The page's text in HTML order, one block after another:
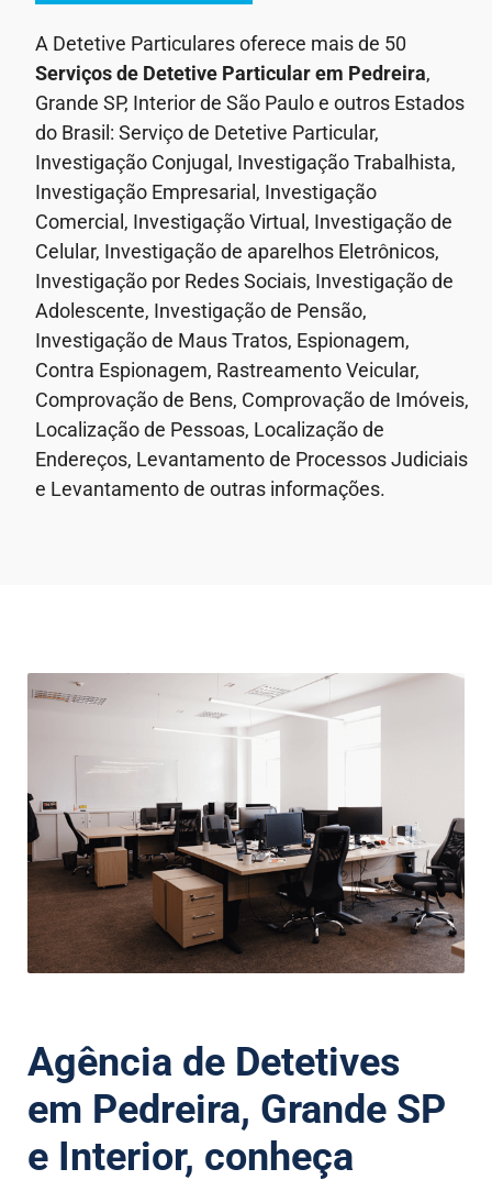
A Detetive Particulares oferece mais de 50
Serviços de Detetive Particularem Pedreira,
Grande SP, Interior de São Paulo e outros Estados
do Brasil: Serviço de Detetive Particular,
Investigação Conjugal, Investigação Trabalhista,
Investigação Empresarial, Investigação
Comercial, Investigação Virtual, Investigação de
Celular, Investigação de aparelhos Eletrônicos,
Investigação por Redes Sociais, Investigação de
Adolescente, Investigação de Pensão,
Investigação de Maus Tratos, Espionagem,
Contra Espionagem, Rastreamento Veicular,
Comprovação de Bens, Comprovação de Imóveis,
Localização de Pessoas, Localização de
Endereços, Levantamento de Processos Judiciais
e Levantamento de outras informações.
Agência de Detetives
em Pedreira, Grande SP
e Interior, conheça